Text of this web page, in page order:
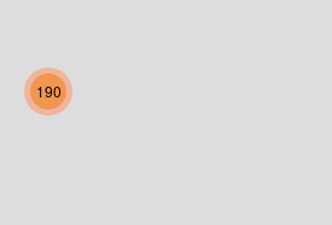
190